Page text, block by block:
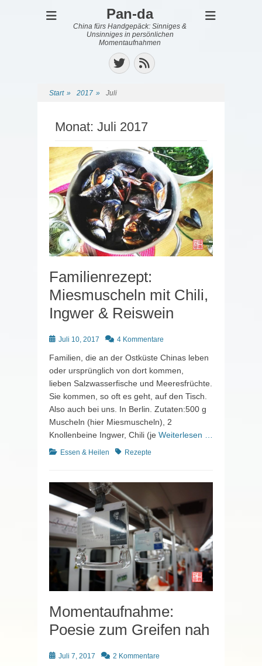
Pan-da
China fürs Handgepäck: Sinniges &
Unsinniges in persönlichen
Momentaufnahmen
Twitter
Feed
Start » 2017 » Juli
Monat: Juli 2017
Familienrezept:
Miesmuscheln mit Chili,
Ingwer & Reiswein
PostedJuli 10, 2017 4 Kommentare
Familien, die an der Ostküste Chinas leben
oder ursprünglich von dort kommen,
lieben Salzwasserfische und Meeresfrüchte.
Sie kommen, so oft es geht, auf den Tisch.
Also auch bei uns. In Berlin. Zutaten:500 g
Muscheln (hier Miesmuscheln), 2
Knollenbeine Ingwer, Chili (je Weiterlesen …
Kategorien
Essen & Heilen Schlagworte
Rezepte
Momentaufnahme:
Poesie zum Greifen nah
PostedJuli 7, 2017 2 Kommentare